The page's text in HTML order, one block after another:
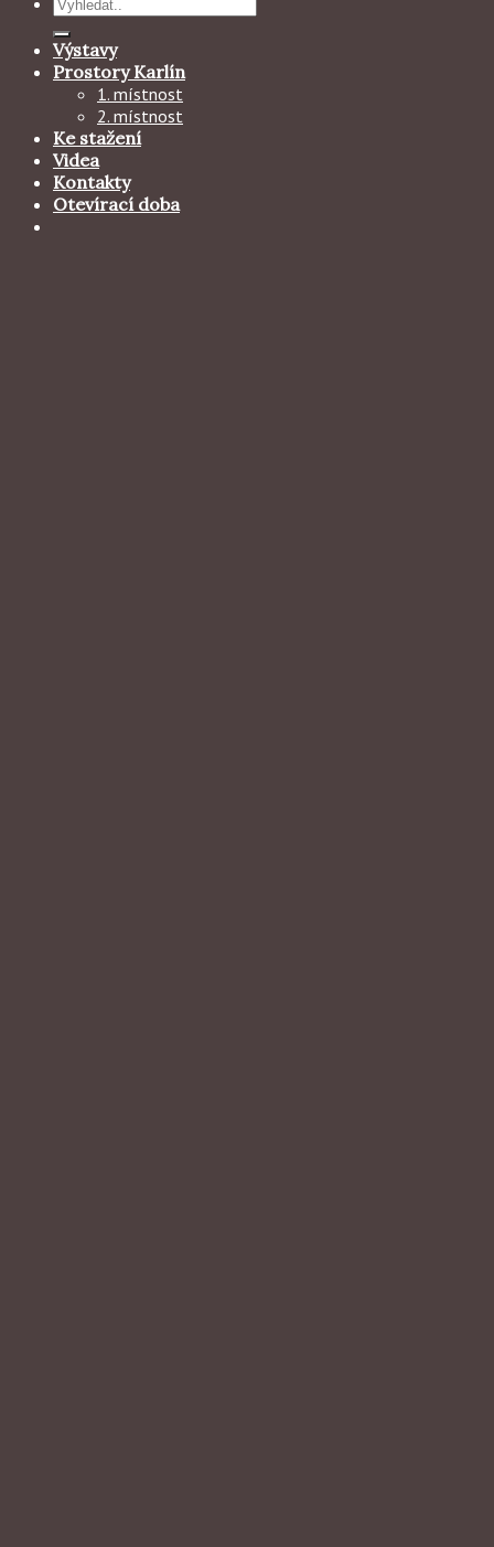
Výstavy
Prostory Karlín
1. místnost
2. místnost
Ke stažení
Videa
Kontakty
Otevírací doba